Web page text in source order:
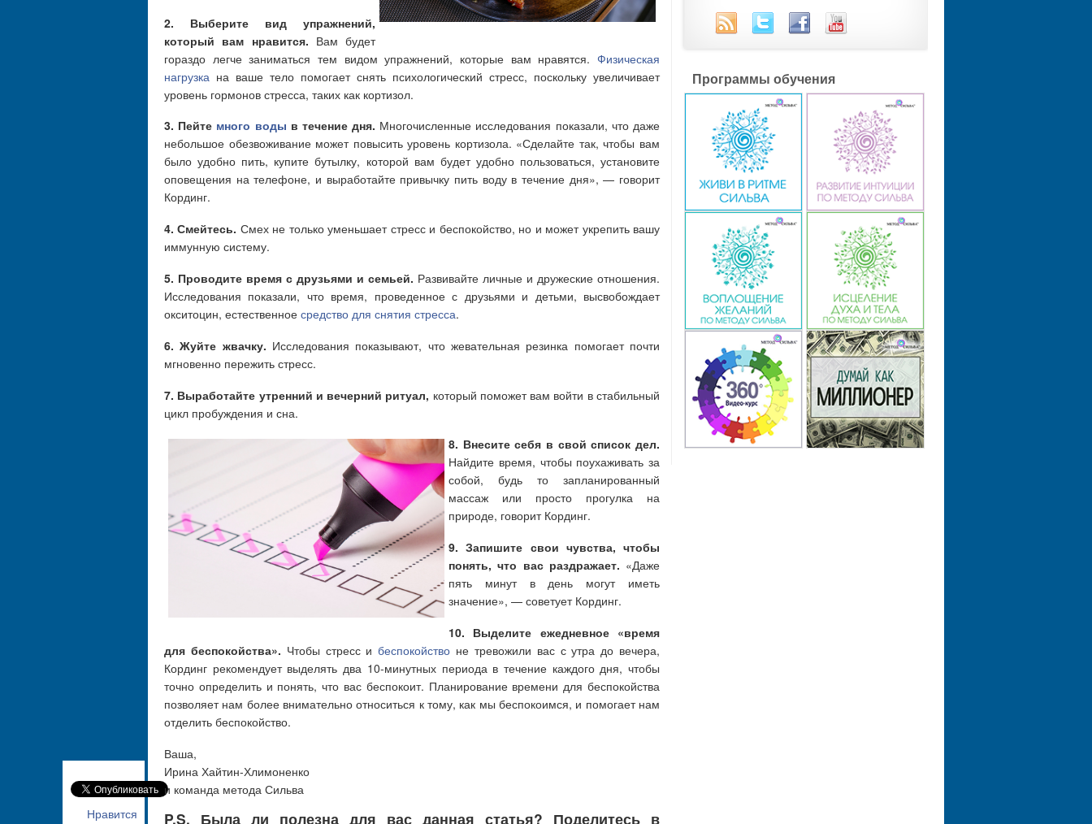
Нравится
2. Выберите вид упражнений,
который вам нравится. Вам будет
гораздо легче заниматься тем видом упражнений, которые вам нравятся. Физическая
нагрузка на ваше тело помогает снять психологический стресс, поскольку увеличивает
уровень гормонов стресса, таких как кортизол.
3. Пейте много воды в течение дня. Многочисленные исследования показали, что даже
небольшое обезвоживание может повысить уровень кортизола. «Сделайте так, чтобы вам
было удобно пить, купите бутылку, которой вам будет удобно пользоваться, установите
оповещения на телефоне, и выработайте привычку пить воду в течение дня», — говорит
Кординг.
4. Смейтесь. Смех не только уменьшает стресс и беспокойство, но и может укрепить вашу
иммунную систему.
5. Проводите время с друзьями и семьей. Развивайте личные и дружеские отношения.
Исследования показали, что время, проведенное с друзьями и детьми, высвобождает
окситоцин, естественное средство для снятия стресса.
6. Жуйте жвачку. Исследования показывают, что жевательная резинка помогает почти
мгновенно пережить стресс.
7. Выработайте утренний и вечерний ритуал, который поможет вам войти в стабильный
цикл пробуждения и сна.
8. Внесите себя в свой список дел.
Найдите время, чтобы поухаживать за
собой, будь то запланированный
массаж или просто прогулка на
природе, говорит Кординг.
9. Запишите свои чувства, чтобы
понять, что вас раздражает. «Даже
пять минут в день могут иметь
значение», — советует Кординг.
10. Выделите ежедневное «время
для беспокойства». Чтобы стресс ибеспокойство не тревожили вас с утра до вечера,
Кординг рекомендует выделять два 10-минутных периода в течение каждого дня, чтобы
точно определить и понять, что вас беспокоит. Планирование времени для беспокойства
позволяет нам более внимательно относиться к тому, как мы беспокоимся, и помогает нам
отделить беспокойство.
Ваша,
Ирина Хайтин-Хлимоненко
и команда метода Сильва
P.S. Была ли полезна для вас данная статья? Поделитесь в
Программы обучения